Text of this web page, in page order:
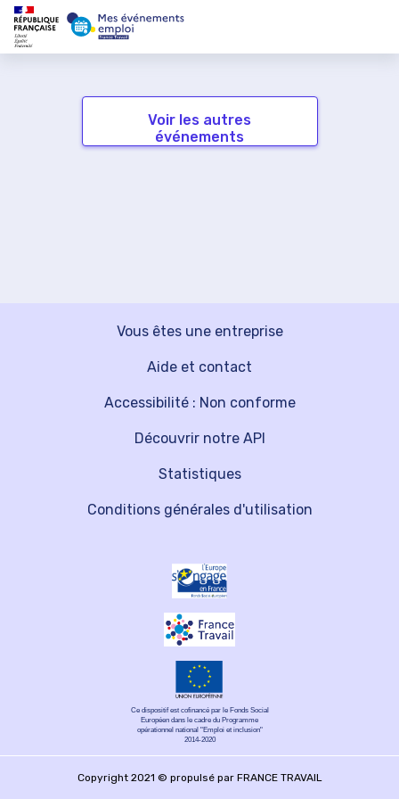
Voir les autres
événements
Vous êtes une entreprise
Découvrir notre API
Aide et contact
Statistiques
Accessibilité : Non conforme
Conditions générales d'utilisation
Ce dispositif est cofinancé par le Fonds Social
Européen dans le cadre du Programme
opérationnel national "Emploi et inclusion"
2014-2020
Copyright 2021 © propulsé par FRANCE TRAVAIL